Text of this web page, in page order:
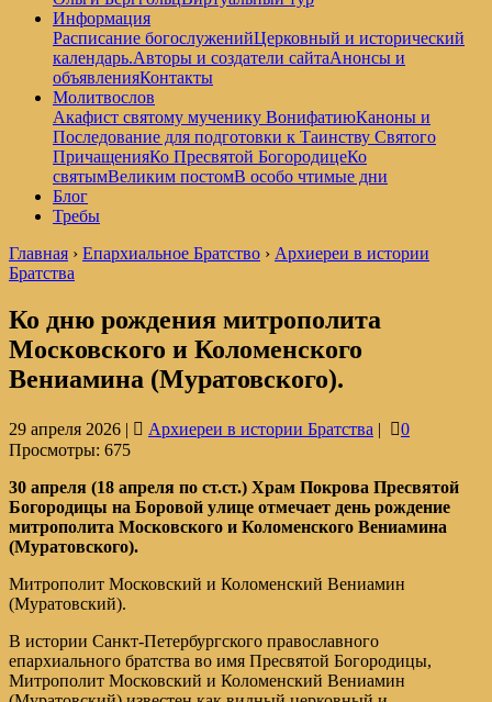
Информация
Расписание богослуженийЦерковный и исторический
календарь.Авторы и создатели сайтаАнонсы и
объявленияКонтакты
Молитвослов
Акафист святому мученику ВонифатиюКаноны и
Последование для подготовки к Таинству Святого
ПричащенияКо Пресвятой БогородицеКо
святымВеликим постомВ особо чтимые дни
Блог
Требы
Главная › Епархиальное Братство › Архиереи в истории
Братства
Ко дню рождения митрополита
Московского и Коломенского
Вениамина (Муратовского).
29 апреля 2026 | Архиереи в истории Братства |
0
Просмотры: 675
30 апреля (18 апреля по ст.ст.) Храм Покрова Пресвятой
Богородицы на Боровой улице отмечает день рождение
митрополита Московского и Коломенского Вениамина
(Муратовского).
Митрополит Московский и Коломенский Вениамин
(Муратовский).
В истории Санкт-Петербургского православного
епархиального братства во имя Пресвятой Богородицы,
Митрополит Московский и Коломенский Вениамин